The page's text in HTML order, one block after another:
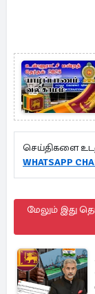
செய்திகளை
WHATSAPP
மேலும் இது